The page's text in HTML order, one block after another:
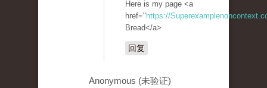
Here is my page <a
href=" https://
Bread</a>
回复
Anonymous (未验证)